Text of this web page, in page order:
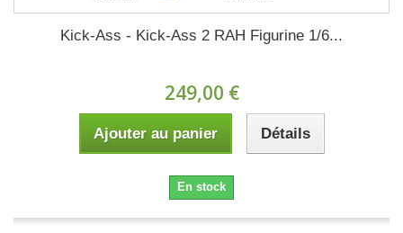
Kick-Ass - Kick-Ass 2 RAH Figurine 1/6...
249,00 €
Ajouter au panier Détails
En stock